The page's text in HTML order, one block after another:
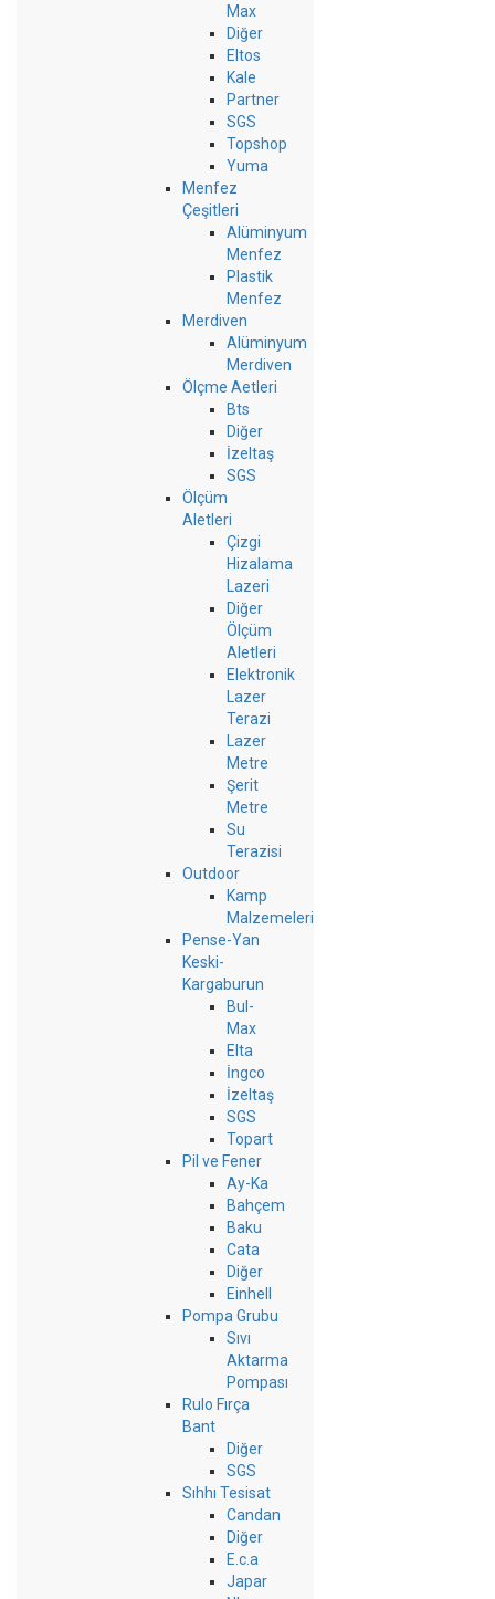
Max
Diğer
Eltos
Kale
Partner
SGS
Topshop
Yuma
Menfez
Çeşitleri
Alüminyum
Menfez
Plastik
Menfez
Merdiven
Alüminyum
Merdiven
Ölçme Aetleri
Bts
Diğer
İzeltaş
SGS
Ölçüm
Aletleri
Çizgi
Hizalama
Lazeri
Diğer
Ölçüm
Aletleri
Elektronik
Lazer
Terazi
Lazer
Metre
Şerit
Metre
Su
Terazisi
Outdoor
Kamp
Malzemeleri
Pense-Yan
Keski-
Kargaburun
Bul-
Max
Elta
İngco
İzeltaş
SGS
Topart
Pil ve Fener
Ay-Ka
Bahçem
Baku
Cata
Diğer
Einhell
Pompa Grubu
Sıvı
Aktarma
Pompası
Rulo Fırça
Bant
Diğer
SGS
Sıhhı Tesisat
Candan
Diğer
E.c.a
Japar